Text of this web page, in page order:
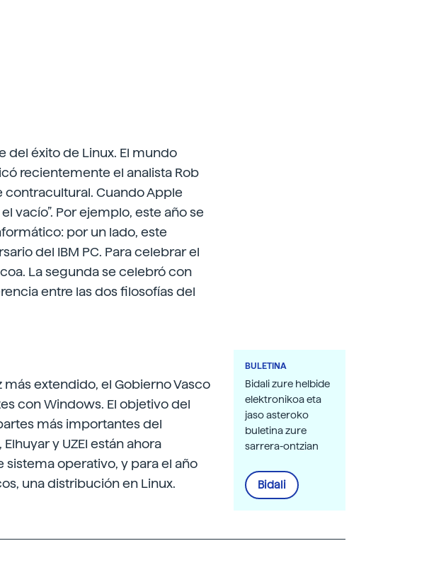
del éxito de Linux. El mundo
recientemente el analista Rob
contracultural. Cuando Apple
vacío”. Por ejemplo, este año se
por un lado, este
del IBM PC. Para celebrar el
La segunda se celebró con
entre las dos filosofías del
extendido, el Gobierno Vasco
con Windows. El objetivo del
más importantes del
y UZEI están ahora
operativo, y para el año
una distribución en Linux.
BULETINA
Bidali zure helbide
elektronikoa eta
jaso asteroko
buletina zure
sarrera-ontzian
Bidali